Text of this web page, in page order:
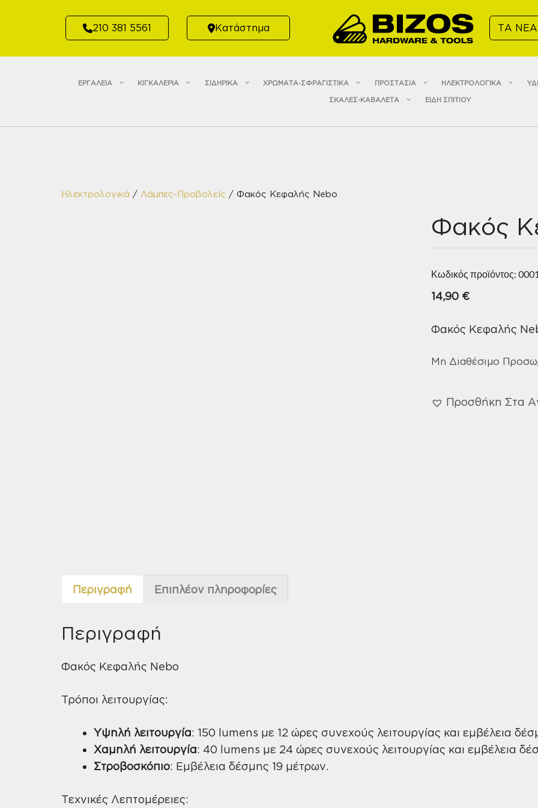
περιεχόμενο
210 381 5561 Κατάστημα ΤΑ
ΕΡΓΑΛΕΙΑ ΚΙΓΚΑΛΕΡΙΑ ΣΙΔΗΡΙΚΑ ΧΡΩΜΑΤΑ-ΣΦΡΑΓΙΣΤΙΚΑ ΠΡΟΣΤΑΣΙΑ ΗΛΕΚΤΡΟΛΟΓΙΚΑ
ΣΚΑΛΕΣ-ΚΑΒΑΛΕΤΑ ΕΙΔΗ ΣΠΙΤΙΟΥ
Ηλεκτρολογικά / Λάμπες-Προβολείς / Φακός Κεφαλής Nebo
Φακός
Κωδικός προϊόντος:
14,90 €
Φακός Κεφαλής
Μη Διαθέσιμο
Προσθήκη Στα
Περιγραφή Επιπλέον πληροφορίες
Περιγραφή
Φακός Κεφαλής Nebo
Τρόποι λειτουργίας:
Υψηλή λειτουργία: 150 lumens με 12 ώρες συνεχούς λειτουργίας και εμβέλεια
Χαμηλή λειτουργία: 40 lumens με 24 ώρες συνεχούς λειτουργίας και εμβέλεια
Στροβοσκόπιο: Εμβέλεια δέσμης 19 μέτρων.
Τεχνικές Λεπτομέρειες: